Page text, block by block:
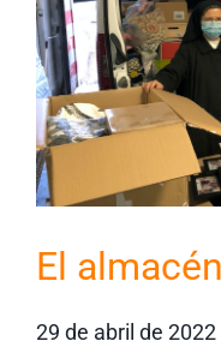
El
29 de abril de 2022